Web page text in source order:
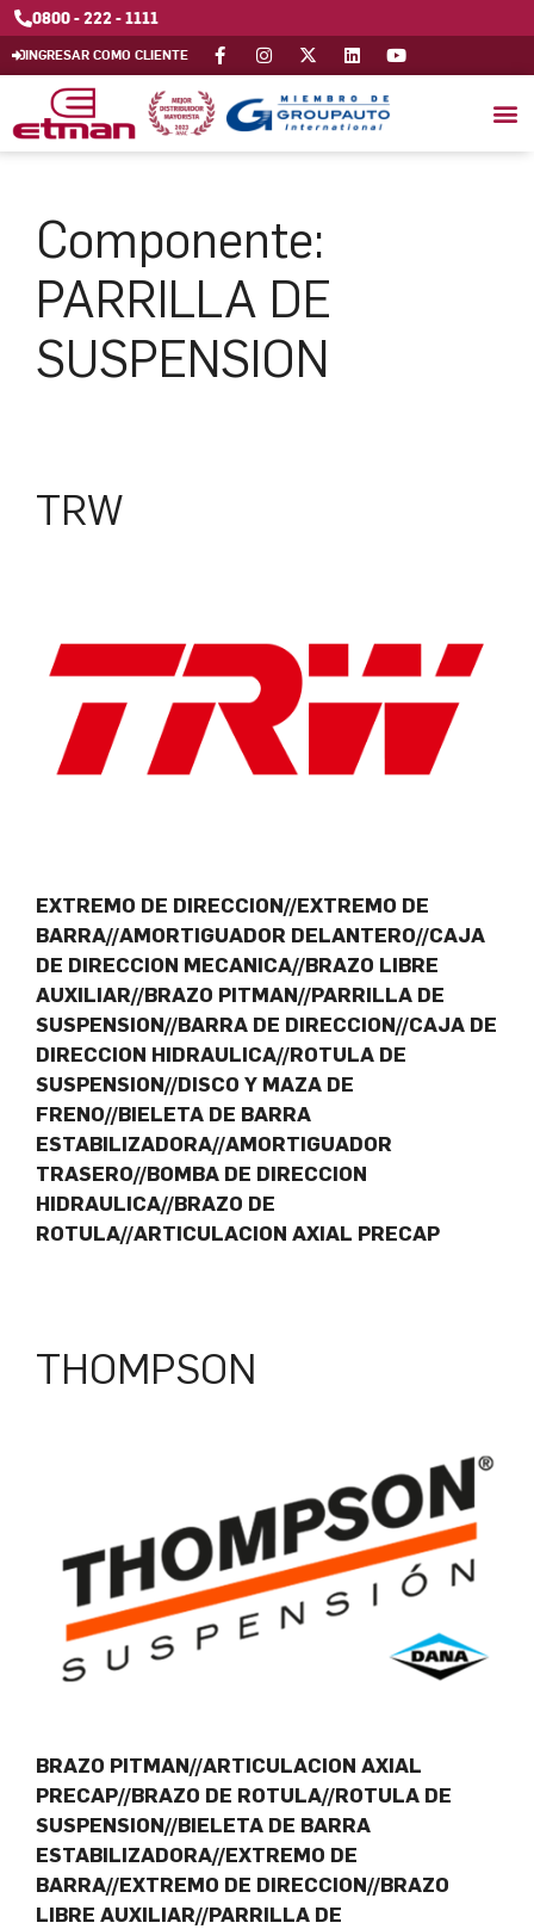
0800 - 222 - 1111
INGRESAR COMO CLIENTE
Componente:
PARRILLA DE
SUSPENSION
TRW
EXTREMO DE DIRECCION//EXTREMO DE
BARRA//AMORTIGUADOR DELANTERO//CAJA
DE DIRECCION MECANICA//BRAZO LIBRE
AUXILIAR//BRAZO PITMAN//PARRILLA DE
SUSPENSION//BARRA DE DIRECCION//CAJA DE
DIRECCION HIDRAULICA//ROTULA DE
SUSPENSION//DISCO Y MAZA DE
FRENO//BIELETA DE BARRA
ESTABILIZADORA//AMORTIGUADOR
TRASERO//BOMBA DE DIRECCION
HIDRAULICA//BRAZO DE
ROTULA//ARTICULACION AXIAL PRECAP
THOMPSON
BRAZO PITMAN//ARTICULACION AXIAL
PRECAP//BRAZO DE ROTULA//ROTULA DE
SUSPENSION//BIELETA DE BARRA
ESTABILIZADORA//EXTREMO DE
BARRA//EXTREMO DE DIRECCION//BRAZO
LIBRE AUXILIAR//PARRILLA DE